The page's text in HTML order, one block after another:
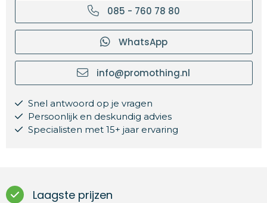
085 - 760 78 80
WhatsApp
info@promothing.nl
Snel antwoord op je vragen
Persoonlijk en deskundig advies
Specialisten met 15+ jaar ervaring
Laagste prijzen